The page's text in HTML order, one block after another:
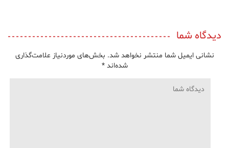
دیدگاه شما
نشانی ایمیل شما منتشر نخواهد شد. بخش‌های موردنیاز علامت‌گذاری
شده‌اند*